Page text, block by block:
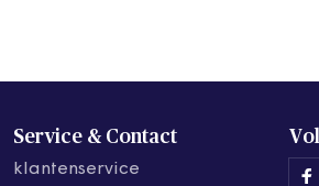
Service & Contact
klantenservice